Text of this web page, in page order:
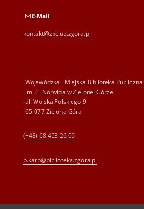
E-Mail
kontakt@zbc.uz.zgora.pl
Wojewódzka i Miejska Biblioteka Publiczna
im. C. Norwida w Zielonej Górze
al. Wojska Polskiego 9
65-077 Zielona Góra
(+48) 68 453 26 06
p.karp@biblioteka.zgora.pl